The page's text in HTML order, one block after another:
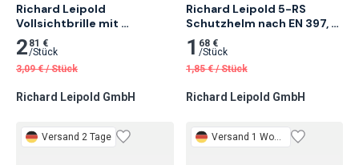
Richard Leipold
Vollsichtbrille mit
indirekter Belüftungund
Antibeschlagscheibe
Modell Nr, 441 5 Stk.
2 81 €
/Stück
3,09 € /Stück
Richard Leipold GmbH
Richard Leipold 5-RS
Schutzhelm nach EN 397,
blau 6-Punkt-
Innenausstattung 10 Stk.
1 68 €
/Stück
1,85 € /Stück
Richard Leipold GmbH
Versand 2 Tage Versand 1 Woche